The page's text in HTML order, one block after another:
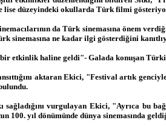
düzeyindeki okullarda Türk filmi
sinemacılarının da Türk sinemasına
sinemasına ne kadar ilgi gösterdiğini
etkinlik haline geldi"- Galada konuşan
aktaran Ekici, "Festival artık
vurgulayan Ekici, "Ayrıca bu
100. yıl dönümünde dünya sinemasında